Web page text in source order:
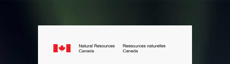
Canada.ca
/